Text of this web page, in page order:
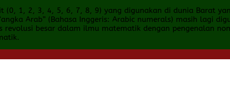
(0, 1, 2, 3, 4, 5, 6, 7, 8, 9) yang digunakan di dunia Barat
Arab” (Bahasa Inggeris: Arabic numerals) masih lagi
besar dalam ilmu matematik dengan pengenalan